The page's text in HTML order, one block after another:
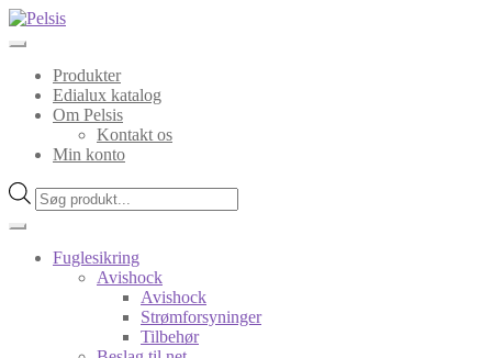
Spring
Spring
Produkter
Edialux katalog
Om Pelsis
Kontakt os
Min konto
Products
search
Fuglesikring
Avishock
Avishock
Strømforsyninger
Tilbehør